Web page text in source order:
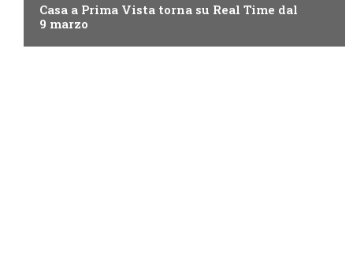
Casa a Prima Vista torna su Real Time dal
9 marzo